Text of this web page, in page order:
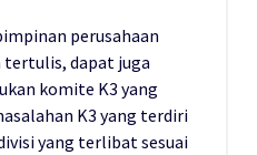
perusahaan
dapat juga
komite K3 yang
K3 yang terdiri
yang terlibat sesuai